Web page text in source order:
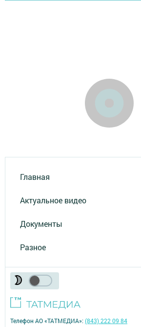
Главная
Актуальное видео
Документы
Разное
Телефон АО «ТАТМЕДИА»:(843) 222 09 84